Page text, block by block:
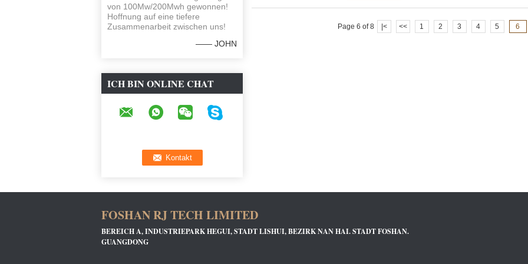
von 100Mw/200Mwh gewonnen!
Hoffnung auf eine tiefere
Zusammenarbeit zwischen uns!
—— JOHN
ICH BIN ONLINE CHAT
JETZT
Page 6 of 8 |< << 1 2 3 4 5 6
FOSHAN RJ TECH LIMITED
BEREICH A, INDUSTRIEPARK HEGUI, STADT LISHUI, BEZIRK NAN HAI. STADT FOSHAN.
GUANGDONG